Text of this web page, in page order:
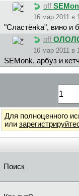
off
16 мар 2011 в
"Cлacтёнka", вино и
off
16 мар 2011 в
SEMonk, арбуз и
Для полноценного
или
Поиск